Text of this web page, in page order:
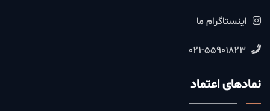
اینستاگرام ما
021-55901823
نمادهای اعتماد